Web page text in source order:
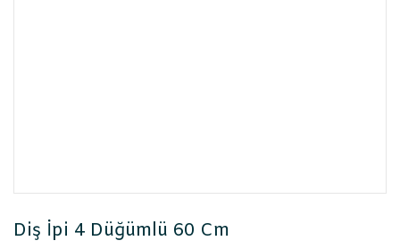
Diş İpi 4 Düğümlü 60 Cm